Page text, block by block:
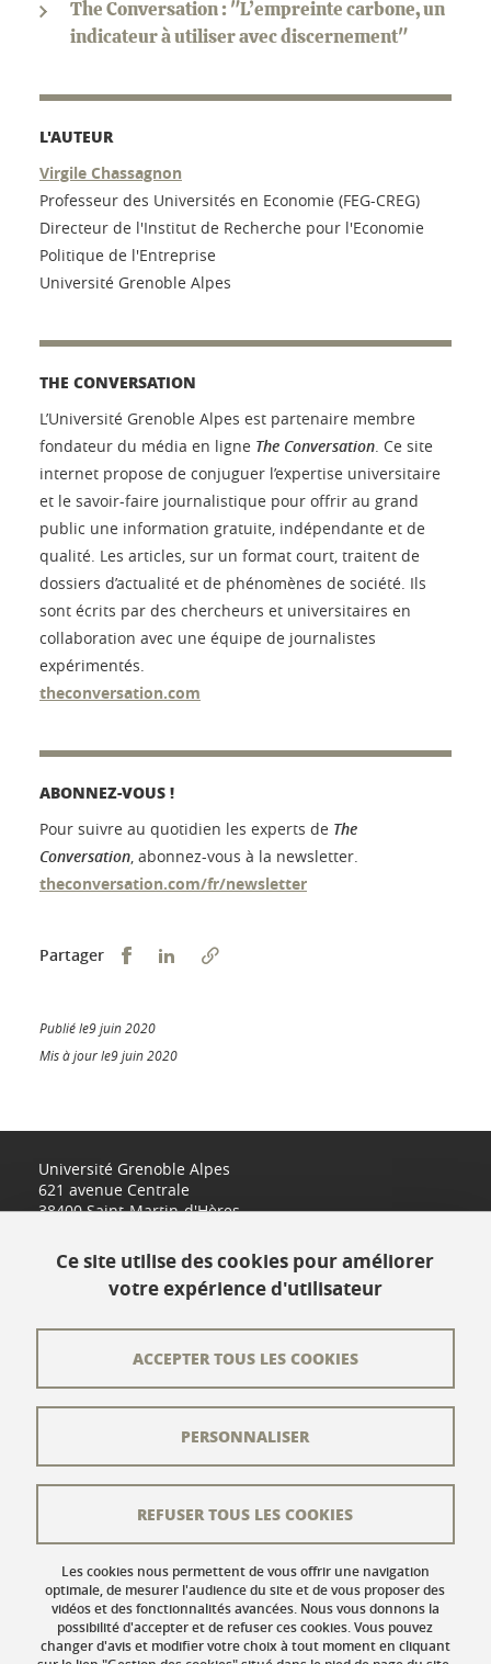
The Conversation : "L’empreinte carbone, un
indicateur à utiliser avec discernement"
L'AUTEUR
Virgile Chassagnon
Professeur des Universités en Economie (FEG-CREG)
Directeur de l'Institut de Recherche pour l'Economie
Politique de l'Entreprise
Université Grenoble Alpes
THE CONVERSATION
L’Université Grenoble Alpes est partenaire membre
fondateur du média en ligne The Conversation. Ce site
internet propose de conjuguer l’expertise universitaire
et le savoir-faire journalistique pour offrir au grand
public une information gratuite, indépendante et de
qualité. Les articles, sur un format court, traitent de
dossiers d’actualité et de phénomènes de société. Ils
sont écrits par des chercheurs et universitaires en
collaboration avec une équipe de journalistes
expérimentés.
theconversation.com
ABONNEZ-VOUS !
Pour suivre au quotidien les experts de The
Conversation, abonnez-vous à la newsletter.
theconversation.com/fr/newsletter
Partager Partager sur Facebook
Partager sur LinkedIn
Publié le9 juin 2020
Mis à jour le9 juin 2020
Université Grenoble Alpes
621 avenue Centrale
38400 Saint-Martin-d'Hères
L'équipe éditoriale
Crédits
Mentions légales
Données personnelles
Gestion des cookies
Accessibilité : non conforme
Ce site utilise des cookies pour améliorer
votre expérience d'utilisateur
Les cookies nous permettent de vous offrir une navigation
optimale, de mesurer l'audience du site et de vous proposer des
vidéos et des fonctionnalités avancées. Nous vous donnons la
possibilité d'accepter et de refuser ces cookies. Vous pouvez
changer d'avis et modifier votre choix à tout moment en cliquant
ACCEPTER TOUS LES COOKIES
REFUSER TOUS LES COOKIES
PERSONNALISER